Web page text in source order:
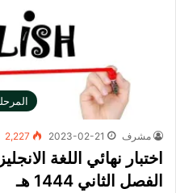
مشرف 2023-02-21
2,227
اختبار نهائي اللغة
الفصل الثاني 1444 هـ